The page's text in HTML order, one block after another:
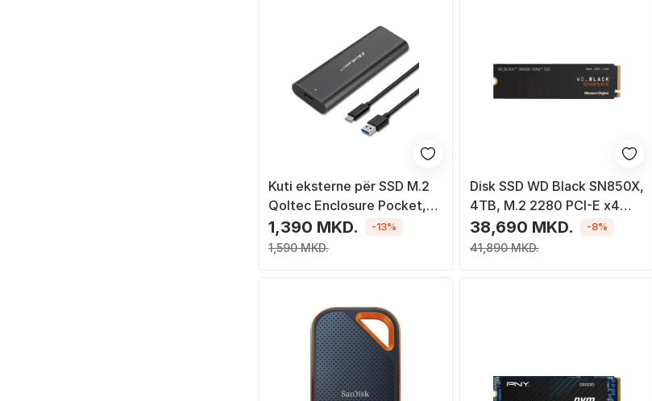
Kuti eksterne për SSD M.2
Qoltec Enclosure Pocket,
SATA NVMe, USB Type C,
gri
1,390 MKD.
1,590 MKD.
-13%
Disk SSD WD Black SN850X,
4TB, M.2 2280 PCI-E x4
Gen4 NVMe
38,690 MKD.
41,890 MKD.
-8%